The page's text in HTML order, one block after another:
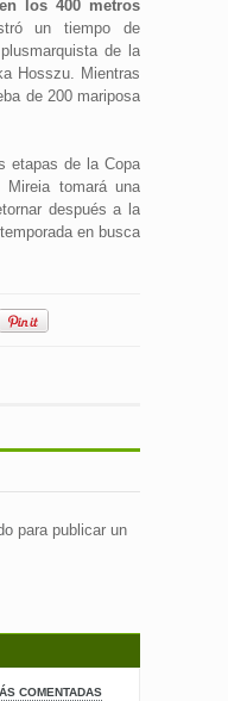
los 400 metros
un tiempo de
de la
Hosszu. Mientras
de 200 mariposa
etapas de la Copa
tomará una
después a la
en busca
para publicar un
COMENTADAS